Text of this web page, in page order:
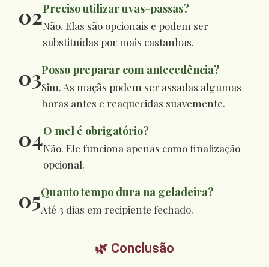
02Preciso utilizar uvas-passas?
Não. Elas são opcionais e podem ser
substituídas por mais castanhas.
03Posso preparar com antecedência?
Sim. As maçãs podem ser assadas algumas
horas antes e reaquecidas suavemente.
04O mel é obrigatório?
Não. Ele funciona apenas como finalização
opcional.
05Quanto tempo dura na geladeira?
Até 3 dias em recipiente fechado.
🌿 Conclusão